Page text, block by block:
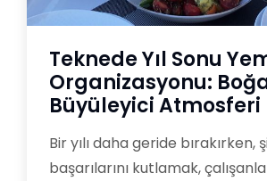
Teknede Yıl Sonu
Organizasyonu:
Büyüleyici Atmosferi
Bir yılı daha geride bırakırken,
başarılarını kutlamak,